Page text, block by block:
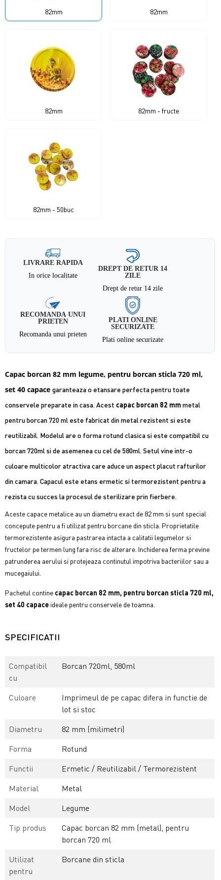
82mm 82mm
82mm 82mm - fructe
82mm - 50buc
LIVRARE RAPIDA
In orice localitate
DREPT DE RETUR 14
ZILE
Drept de retur 14 zile
RECOMANDA UNUI
PRIETEN
Recomanda unui prieten
PLATI ONLINE
SECURIZATE
Plati online securizate
Capac borcan 82 mm legume, pentru borcan sticla 720 ml,
set 40 capacegaranteaza o etansare perfecta pentru toate
conservele preparate in casa. Acest capac borcan 82 mmmetal
pentru borcan 720 ml este fabricat din metal rezistent si este
reutilizabil. Modelul are o forma rotund clasica si este compatibil cu
borcan 720ml si de asemenea cu cel de 580ml. Setul vine intr-o
culoare multicolor atractiva care aduce un aspect placut rafturilor
din camara. Capacul este etans ermetic si termorezistent pentru a
rezista cu succes la procesul de sterilizare prin fierbere.
Aceste capace metalice au un diametru exact de 82 mm si sunt special
concepute pentru a fi utilizat pentru borcane din sticla. Proprietatile
termorezistente asigura pastrarea intacta a calitatii legumelor si
fructelor pe termen lung fara risc de alterare. Inchiderea ferma previne
patrunderea aerului si protejeaza continutul impotriva bacteriilor sau a
mucegaiului.
Pachetul contine capac borcan 82 mm, pentru borcan sticla 720 ml,
set 40 capace ideale pentru conservele de toamna.
SPECIFICATII
Compatibil
cu
Borcan 720ml, 580ml
Culoare
Imprimeul de pe capac difera in functie de
lot si stoc
Diametru
82 mm (milimetri)
Forma
Rotund
Functii
Ermetic / Reutilizabil / Termorezistent
Material
Metal
Model
Legume
Tip produs
Capac borcan 82 mm (metal), pentru
borcan 720 ml
Utilizat
pentru
Borcane din sticla